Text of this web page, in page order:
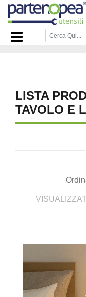
Home Page/
TAVOLO E LUCI
LISTA
TAVOLO E